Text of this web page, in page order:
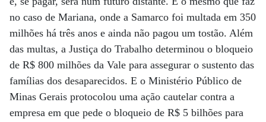
no caso de Mariana, onde a Samarco foi multada em 350
milhões há três anos e ainda não pagou um tostão. Além
das multas, a Justiça do Trabalho determinou o bloqueio
de R$ 800 milhões da Vale para assegurar o sustento das
famílias dos desaparecidos. E o Ministério Público de
Minas Gerais protocolou uma ação cautelar contra a
empresa em que pede o bloqueio de R$ 5 bilhões para